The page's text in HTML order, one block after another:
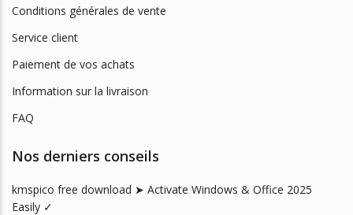
Conditions générales de vente
Service client
Paiement de vos achats
Information sur la livraison
FAQ
Nos derniers conseils
kmspico free download ➤ Activate Windows & Office 2025
Easily ✓